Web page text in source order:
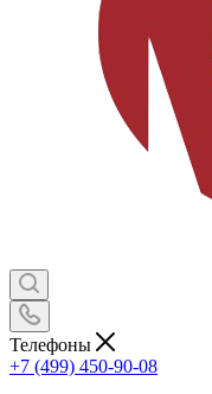
Телефоны
+7 (499) 450-90-08